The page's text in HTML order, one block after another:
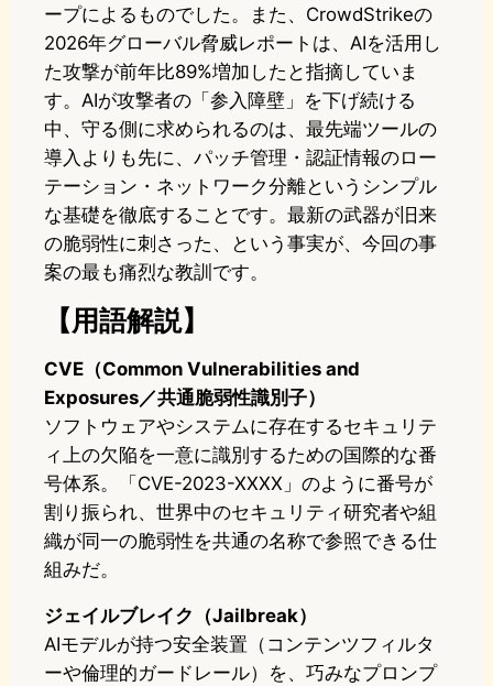
ープによるものでした。また、CrowdStrikeの
2026年グローバル脅威レポートは、AIを活用し
た攻撃が前年比89%増加したと指摘していま
す。AIが攻撃者の「参入障壁」を下げ続ける
中、守る側に求められるのは、最先端ツールの
導入よりも先に、パッチ管理・認証情報のロー
テーション・ネットワーク分離というシンプル
な基礎を徹底することです。最新の武器が旧来
の脆弱性に刺さった、という事実が、今回の事
案の最も痛烈な教訓です。
【用語解説】
CVE（Common Vulnerabilities and
Exposures／共通脆弱性識別子）
ソフトウェアやシステムに存在するセキュリテ
ィ上の欠陥を一意に識別するための国際的な番
号体系。「CVE-2023-XXXX」のように番号が
割り振られ、世界中のセキュリティ研究者や組
織が同一の脆弱性を共通の名称で参照できる仕
組みだ。
ジェイルブレイク（Jailbreak）
AIモデルが持つ安全装置（コンテンツフィルタ
ーや倫理的ガードレール）を、巧みなプロンプ